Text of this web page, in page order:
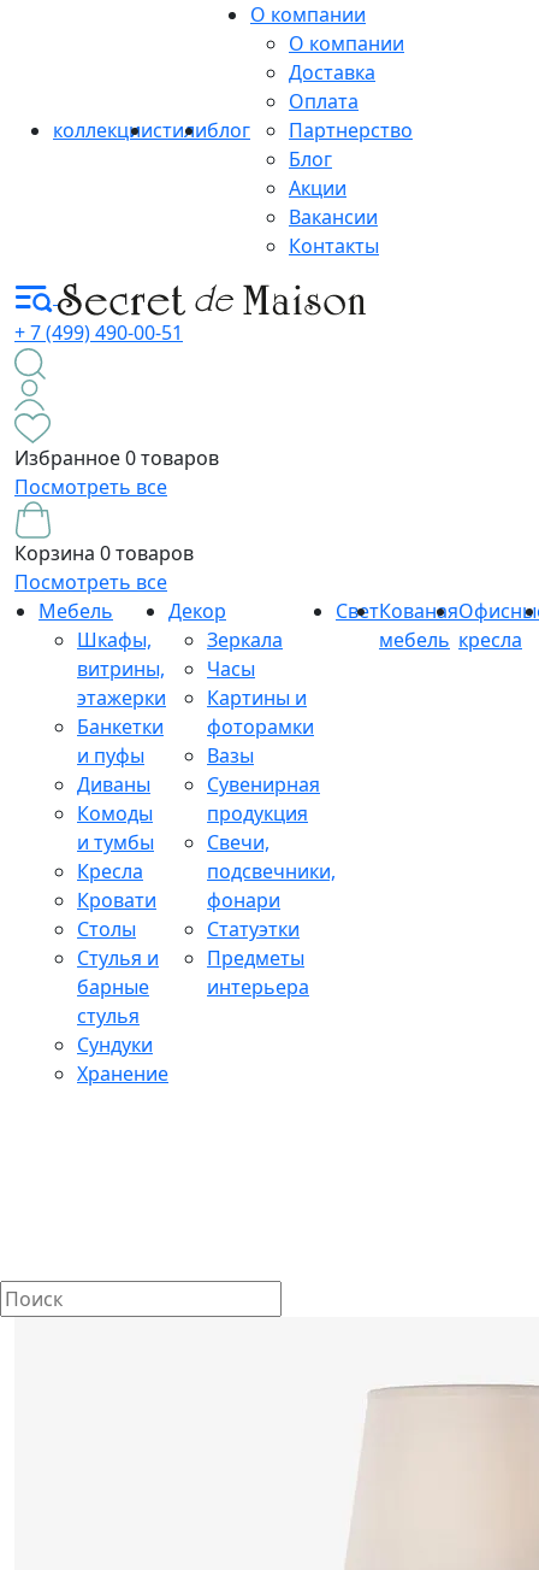
коллекциистилиблог
О компании
О компании
Доставка
Оплата
Партнерство
Блог
Акции
Вакансии
Контакты
+ 7 (499) 490-00-51
Избранное0 товаров
Посмотреть все
Корзина 0 товаров
Посмотреть все
Мебель
Шкафы,
витрины,
этажерки
Банкетки
и пуфы
Диваны
Комоды
и тумбы
Кресла
Кровати
Столы
Стулья и
барные
стулья
Сундуки
Хранение
Декор
Зеркала
Часы
Картины и
фоторамки
Вазы
Сувенирная
продукция
Свечи,
подсвечники,
фонари
Статуэтки
Предметы
интерьера
СветКованая
мебель кресла